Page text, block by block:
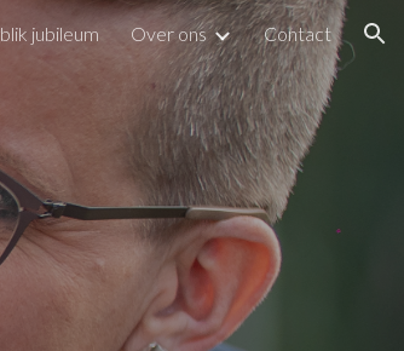
jubileum Over ons Contact